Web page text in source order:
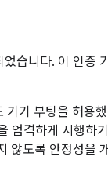
습니다. 이 인증
기 부팅을 허용
엄격하게 시행하
않도록 안정성을